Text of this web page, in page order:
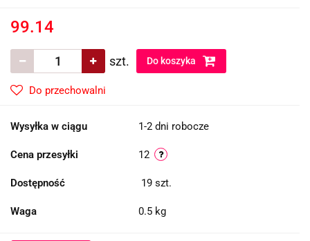
99.14
szt. Do koszyka
Do przechowalni
Wysyłka w ciągu 1-2 dni robocze
Cena przesyłki 12
Dostępność 19 szt.
Waga 0.5 kg